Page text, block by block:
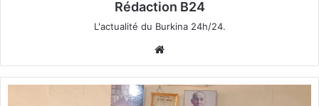
Rédaction B24
L'actualité du Burkina 24h/24.
bsi
te